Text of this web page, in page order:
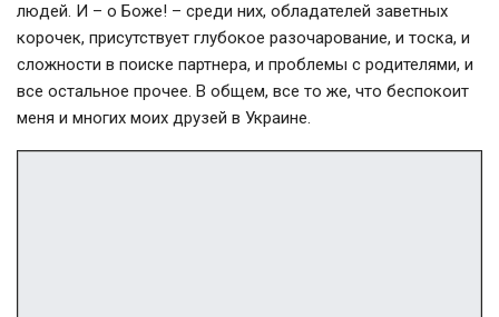
людей. И – о Боже! – среди них, обладателей заветных
корочек, присутствует глубокое разочарование, и тоска, и
сложности в поиске партнера, и проблемы с родителями, и
все остальное прочее. В общем, все то же, что беспокоит
меня и многих моих друзей в Украине.